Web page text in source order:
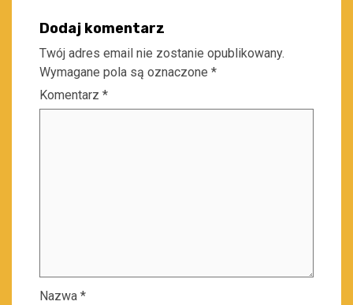
Dodaj komentarz
Twój adres email nie zostanie opublikowany.
Wymagane pola są oznaczone *
Komentarz *
Nazwa *